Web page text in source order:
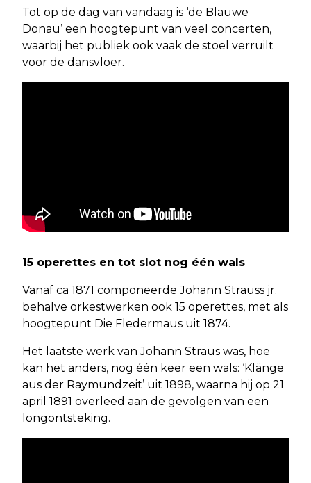
Tot op de dag van vandaag is ‘de Blauwe
Donau’ een hoogtepunt van veel concerten,
waarbij het publiek ook vaak de stoel verruilt
voor de dansvloer.
15 operettes en tot slot nog één wals
Vanaf ca 1871 componeerde Johann Strauss jr.
behalve orkestwerken ook 15 operettes, met als
hoogtepunt Die Fledermaus uit 1874.
Het laatste werk van Johann Straus was, hoe
kan het anders, nog één keer een wals: ‘Klänge
aus der Raymundzeit’ uit 1898, waarna hij op 21
april 1891 overleed aan de gevolgen van een
longontsteking.